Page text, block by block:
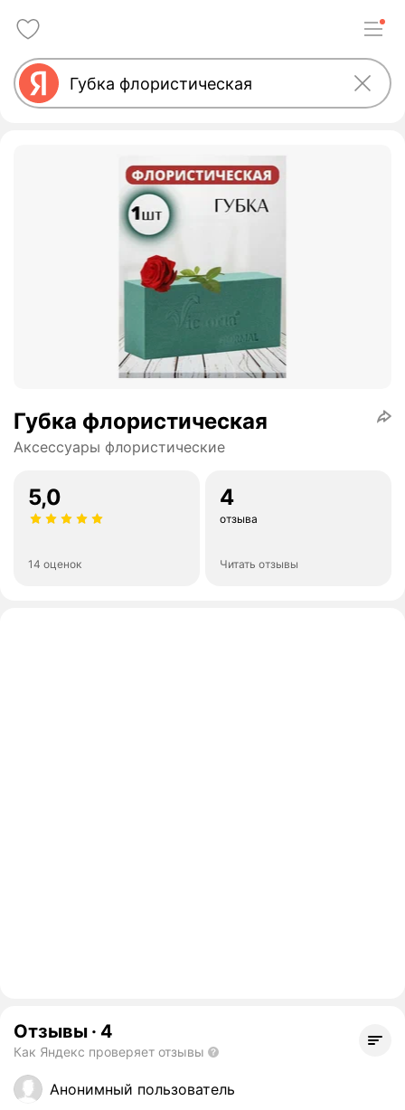
Губка флористическая
Аксессуары флористические
5,0
14 оценок
4
отзыва
Читать отзывы
Отзывы · 4
Как Яндекс проверяет отзывы
Анонимный пользователь